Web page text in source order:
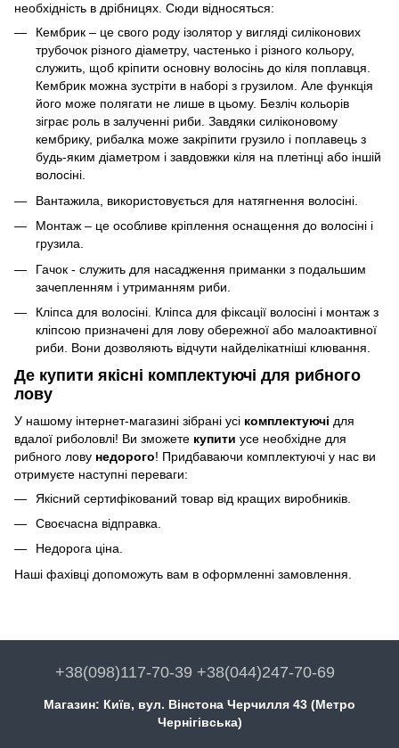
необхідність в дрібницях. Сюди відносяться:
Кембрик – це свого роду ізолятор у вигляді силіконових
трубочок різного діаметру, частенько і різного кольору,
служить, щоб кріпити основну волосінь до кіля поплавця.
Кембрик можна зустріти в наборі з грузилом. Але функція
його може полягати не лише в цьому. Безліч кольорів
зіграє роль в залученні риби. Завдяки силіконовому
кембрику, рибалка може закріпити грузило і поплавець з
будь-яким діаметром і завдовжки кіля на плетінці або іншій
волосіні.
Вантажила, використовується для натягнення волосіні.
Монтаж – це особливе кріплення оснащення до волосіні і
грузила.
Гачок - служить для насадження приманки з подальшим
зачепленням і утриманням риби.
Кліпса для волосіні. Кліпса для фіксації волосіні і монтаж з
кліпсою призначені для лову обережної або малоактивної
риби. Вони дозволяють відчути найделікатніші клювання.
Де купити якісні комплектуючі для рибного
лову
У нашому інтернет-магазині зібрані усі комплектуючі для
вдалої риболовлі! Ви зможете купити усе необхідне для
рибного лову недорого! Придбаваючи комплектуючі у нас ви
отримуєте наступні переваги:
Якісний сертифікований товар від кращих виробників.
Своєчасна відправка.
Недорога ціна.
Наші фахівці допоможуть вам в оформленні замовлення.
+38(098)117-70-39 +38(044)247-70-69
Магазин: Київ, вул. Вінстона Черчилля 43 (Метро
Чернігівська)